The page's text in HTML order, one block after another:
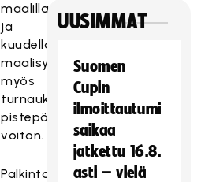
maalillaan
ja
kuudella
maalisyötöllään
myös
turnauksen
pistepörssin
voiton.
Palkinto
UUSIMMAT
Suomen
Cupin
ilmoittautumi
saikaa
jatkettu 16.8.
asti – vielä